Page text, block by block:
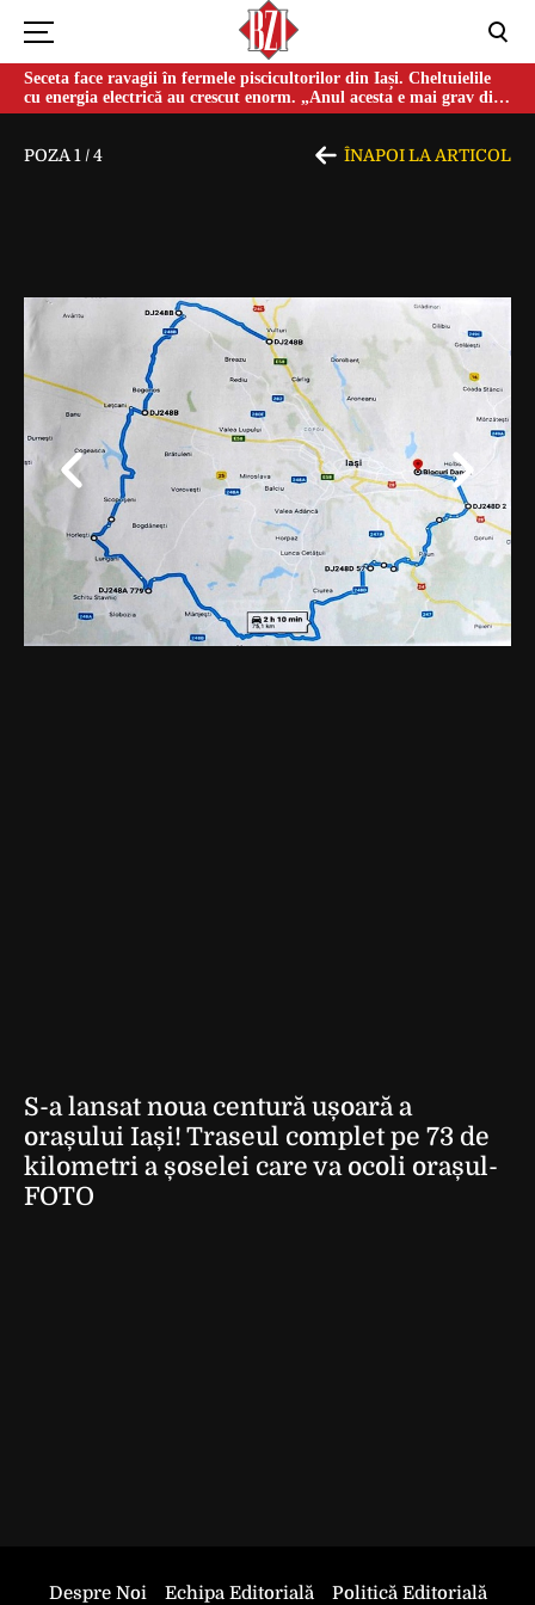
Seceta face ravagii în fermele piscicultorilor din Iași. Cheltuielile
cu energia electrică au crescut enorm. „Anul acesta e mai grav din
cauza temperaturilor foarte mari”
POZA 1 /4 ÎNAPOI LA ARTICOL
S-a lansat noua centură ușoară a
orașului Iași! Traseul complet pe 73 de
kilometri a șoselei care va ocoli orașul-
FOTO
Despre Noi Echipa Editorială
Politică Editorială